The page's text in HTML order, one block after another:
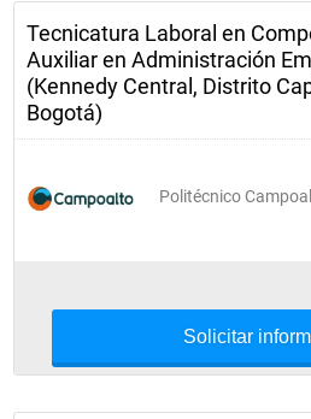
Tecnicatura Laboral en
Auxiliar en Administración
(Kennedy Central, Distrito
Bogotá)
Politécnico
Solicitar